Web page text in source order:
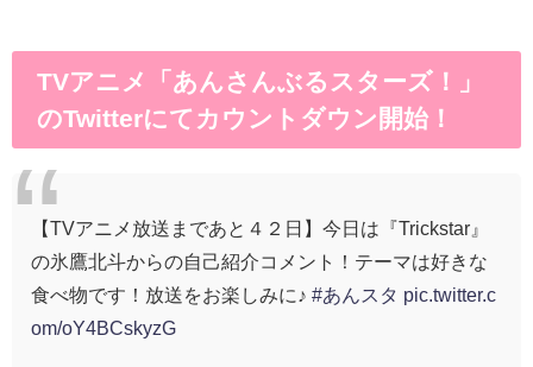
TVアニメ「あんさんぶるスターズ！」
のTwitterにてカウントダウン開始！
【TVアニメ放送まであと４２日】今日は『Trickstar』
の氷鷹北斗からの自己紹介コメント！テーマは好きな
食べ物です！放送をお楽しみに♪ #あんスタ pic.twitter.c
om/oY4BCskyzG